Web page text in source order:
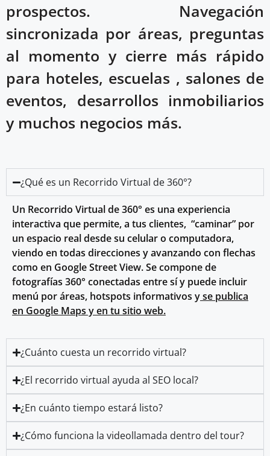
prospectos. Navegación
sincronizada por áreas, preguntas
al momento ycierre más rápido
para hoteles, escuelas , salones de
eventos, desarrollos inmobiliarios
y muchos negocios más.
¿Qué es un Recorrido Virtual de 360°?
Un Recorrido Virtual de 360° es una experiencia
interactiva que permite, a tus clientes, “caminar” por
un espacio real desde su celular o computadora,
viendo en todas direcciones y avanzando con flechas
como en Google Street View. Se compone de
fotografías 360° conectadas entre sí y puede incluir
menú por áreas, hotspots informativos yse publica
en Google Maps y en tu sitio web.
¿Cuánto cuesta un recorrido virtual?
¿El recorrido virtual ayuda al SEO local?
¿En cuánto tiempo estará listo?
¿Cómo funciona la videollamada dentro del tour?